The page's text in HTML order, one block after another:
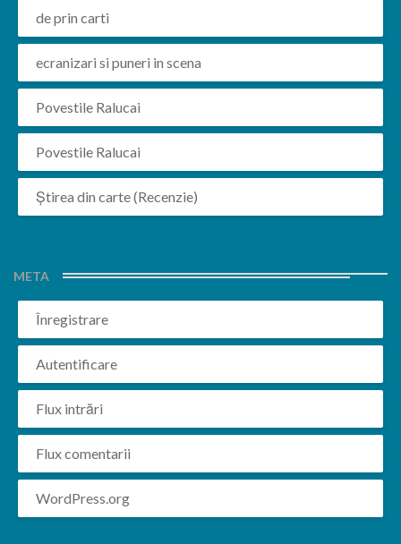
de prin carti
ecranizari si puneri in scena
Povestile Ralucai
Povestile Ralucai
Știrea din carte (Recenzie)
META
Înregistrare
Autentificare
Flux intrări
Flux comentarii
WordPress.org